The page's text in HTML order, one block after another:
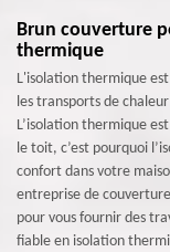
Brun couverture
thermique
L'isolation thermique
les transports de
L’isolation thermique
le toit, c’est pourquoi
confort dans votre
entreprise de
pour vous fournir des
fiable en isolation